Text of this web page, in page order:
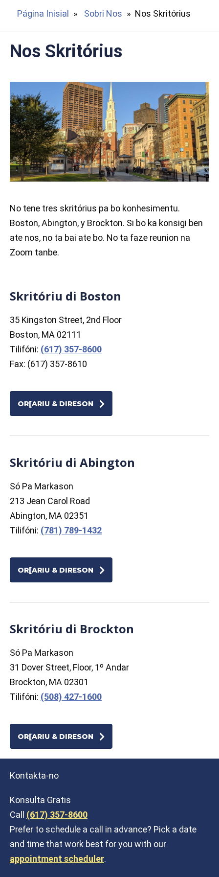
Página Inisial » Sobri Nos » Nos Skritórius
Nos Skritórius
No tene tres skritórius pa bo konhesimentu.
Boston, Abington, y Brockton. Si bo ka konsigi ben
ate nos, no ta bai ate bo. No ta faze reunion na
Zoom tanbe.
Skritóriu di Boston
35 Kingston Street, 2nd Floor
Boston, MA 02111
Tilifóni: (617) 357-8600
Fax: (617) 357-8610
OR[ARIU & DIRESON
Skritóriu di Abington
Só Pa Markason
213 Jean Carol Road
Abington, MA 02351
Tilifóni: (781) 789-1432
OR[ARIU & DIRESON
Skritóriu di Brockton
Só Pa Markason
31 Dover Street, Floor, 1º Andar
Brockton, MA 02301
Tilifóni: (508) 427-1600
OR[ARIU & DIRESON
Kontakta-no
Konsulta Gratis
Call
(617) 357-8600
Prefer to schedule a call in advance? Pick a date
and time that work best for you with our
appointment scheduler.